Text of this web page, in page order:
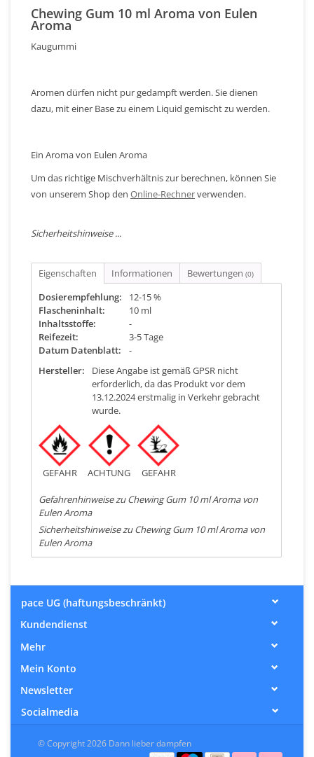
Chewing Gum 10 ml Aroma von Eulen
Aroma
Kaugummi
Aromen dürfen nicht pur gedampft werden. Sie dienen
dazu, mit einer Base zu einem Liquid gemischt zu werden.
Ein Aroma von Eulen Aroma
Um das richtige Mischverhältnis zur berechnen, können Sie
von unserem Shop den Online-Rechnerverwenden.
Sicherheitshinweise ...
Eigenschaften Informationen Bewertungen (0)
Dosierempfehlung:
12-15 %
Flascheninhalt:
10 ml
Inhaltsstoffe:
-
Reifezeit:
3-5 Tage
Datum Datenblatt:
-
Hersteller:
Diese Angabe ist gemäß GPSR nicht
erforderlich, da das Produkt vor dem
13.12.2024 erstmalig in Verkehr gebracht
wurde.
GEFAHR ACHTUNG GEFAHR
Gefahrenhinweise zu Chewing Gum 10 ml Aroma von
Eulen Aroma
Sicherheitshinweise zu Chewing Gum 10 ml Aroma von
Eulen Aroma
pace UG (haftungsbeschränkt)
Kundendienst
Mehr
Mein Konto
Newsletter
Socialmedia
© Copyright 2026 Dann lieber dampfen